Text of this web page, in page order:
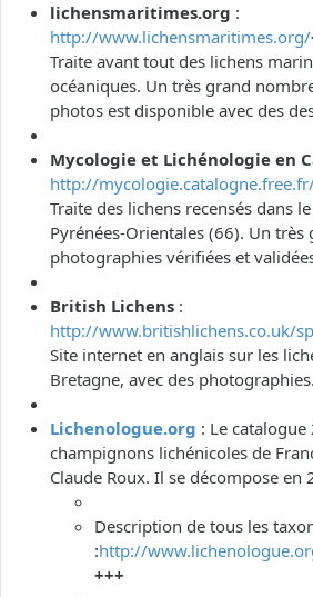
lichensmaritimes.org :
http://www.lichensmaritimes.org/
Traite avant tout des lichens
océaniques. Un très grand
photos est disponible avec des
Mycologie et Lichénologie en
http://
Traite des lichens recensés dans
Pyrénées-Orientales (66). Un
photographies vérifiées et
British Lichens :
http://www.britishlichens.co.uk/
Site internet en anglais sur les
Bretagne, avec des photographies.
Lichenologue.org : Le
champignons lichénicoles de
Claude Roux. Il se décompose en
Description de tous les
:http://
+++